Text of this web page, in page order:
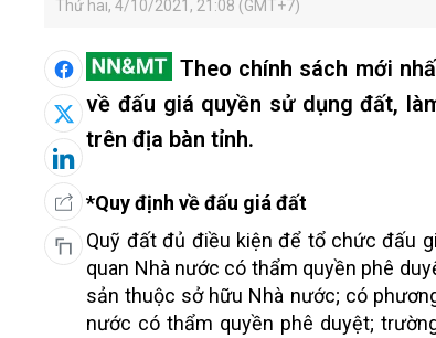
Thứ hai, 4/10/2021, 21:08 (GMT+7)
Theo chính sách mới
về đấu giá quyền sử dụng đất,
trên địa bàn tỉnh.
*Quy định về đấu giá đất
Quỹ đất đủ điều kiện để tổ chức đấu
quan Nhà nước có thẩm quyền phê
sản thuộc sở hữu Nhà nước; có
nước có thẩm quyền phê duyệt;